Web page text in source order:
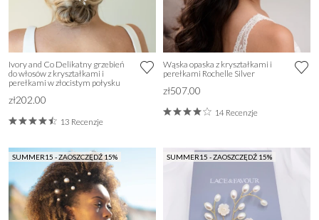
Ivory and Co Delikatny grzebień
do włosów z kryształkami i
perełkami w złocistym połysku
zł202.00
13 Recenzje
Wąska opaska z kryształkami i
perełkami Rochelle Silver
zł507.00
14 Recenzje
SUMMER15 - ZAOSZCZĘDŹ 15% SUMMER15 - ZAOSZCZĘDŹ 15%